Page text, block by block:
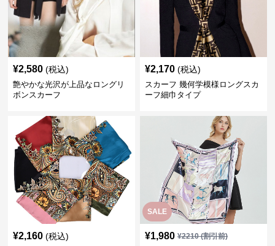
¥2,580 (税込)
艶やかな光沢が上品なロングリ
ボンスカーフ
¥2,170 (税込)
スカーフ 幾何学模様ロングスカ
ーフ細巾タイプ
¥2,160 (税込)
SALE
¥1,980 ¥2210(割引前)